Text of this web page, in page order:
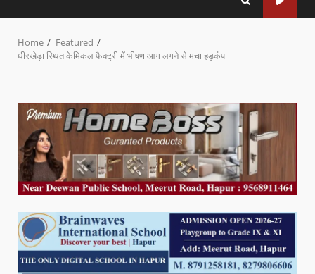
Home
Featured
धीरखेड़ा स्थित केमिकल फैक्ट्री में भीषण आग लगने से मचा हड़कंप